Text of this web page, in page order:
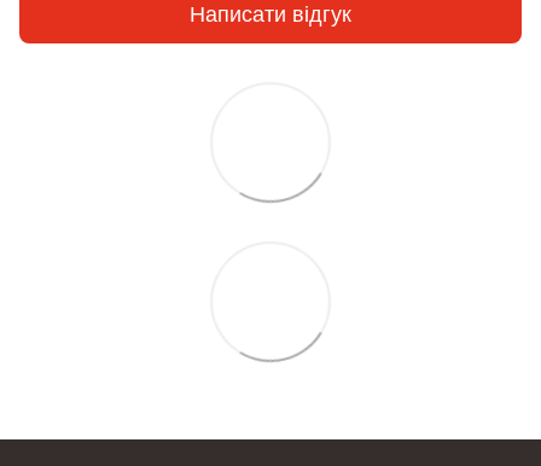
Написати відгук